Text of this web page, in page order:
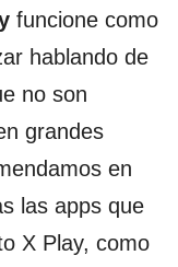
funcione como
hablando de
no son
grandes
en
las apps que
X Play, como